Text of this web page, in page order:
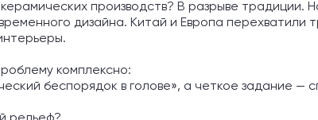
производств? В разрыве
дизайна. Китай и Европа
комплексно:
беспорядок в голове», а четкое задание —